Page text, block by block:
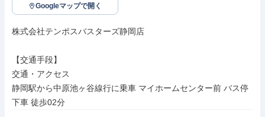
Googleマップで開く
株式会社テンポスバスターズ静岡店
【交通手段】
交通・アクセス
静岡駅から中原池ヶ谷線行に乗車 マイホームセンター前 バス停
下車 徒歩02分